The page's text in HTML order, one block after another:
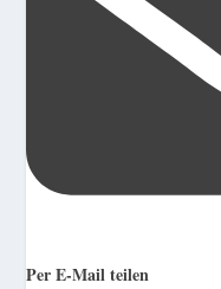
Per E-Mail teilen